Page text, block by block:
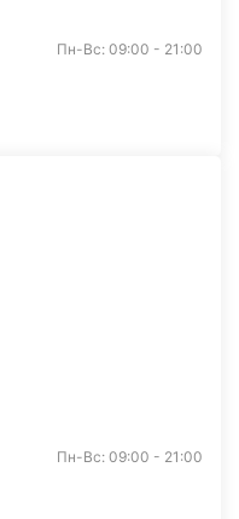
Пн-Вс: 09:00 - 21:00
Пн-Вс: 09:00 - 21:00